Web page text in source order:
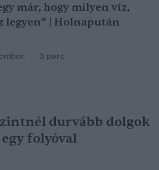
már, hogy milyen víz,
legyen” | Holnapután
3 perc
durvább dolgok
folyóval